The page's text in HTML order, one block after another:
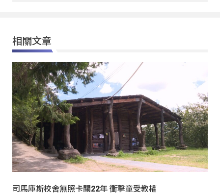
相關文章
司馬庫斯校舍無照卡關22年 衝擊童受教權